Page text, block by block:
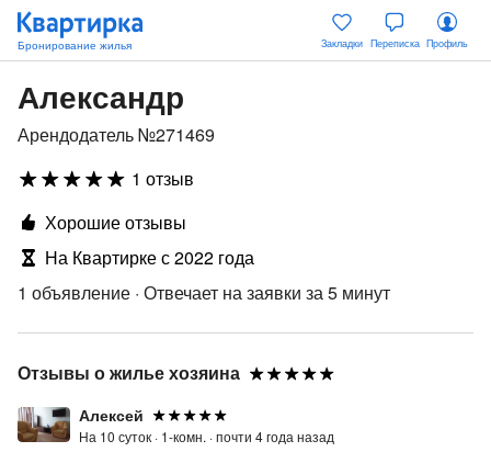
Закладки Переписка Профиль
Александр
Арендодатель №271469
1 отзыв
Хорошие отзывы
На Квартирке с 2022 года
1 объявление · Отвечает на заявки за 5 минут
Отзывы о жилье хозяина
Алексей
На 10 суток · 1-комн. ·почти 4 года назад